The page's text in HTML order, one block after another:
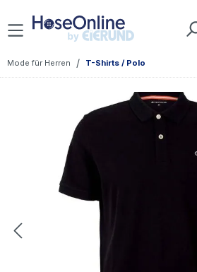
Zum Hauptinhalt springen
Mode für Herren / T-Shirts / Polo
Bildergalerie überspringen